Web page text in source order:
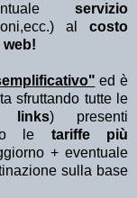
servizio
al costo
ed è
sfruttando tutte le
links) presenti
le tariffe più
+ eventuale
sulla base